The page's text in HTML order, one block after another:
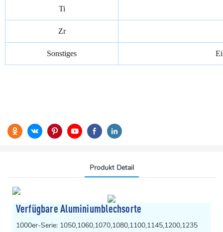
Ti
Zr
Sonstiges
Produkt Detail
Verfügbare Aluminiumblechsorte
1000er-Serie: 1050,1060,1070,1080,1100,1145,1200,1235